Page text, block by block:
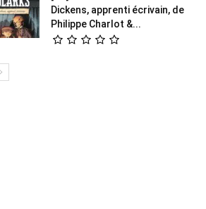
Dickens, apprenti écrivain, de
Philippe Charlot &...